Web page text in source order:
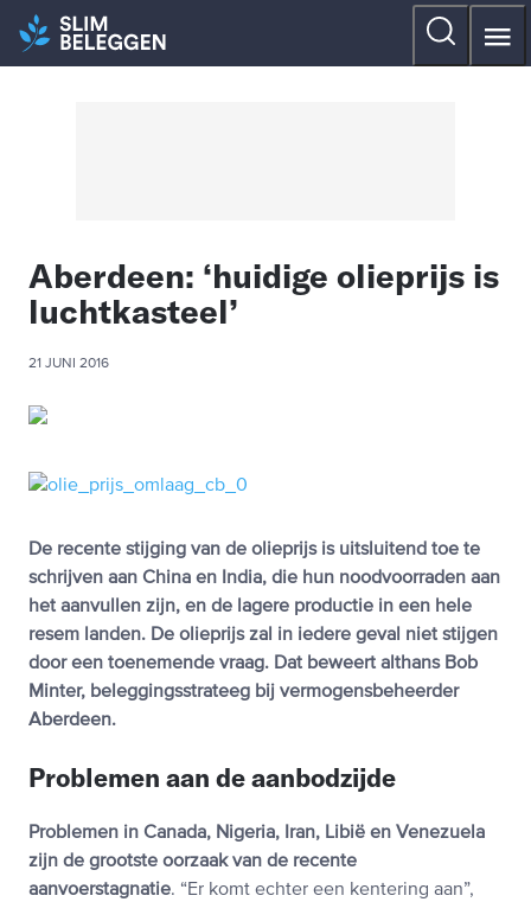
Aberdeen: ‘huidige olieprijs is
luchtkasteel’
21 JUNI 2016
De recente stijging van de olieprijs is uitsluitend toe te
schrijven aan China en India, die hun noodvoorraden aan
het aanvullen zijn, en de lagere productie in een hele
resem landen. De olieprijs zal in iedere geval niet stijgen
door een toenemende vraag. Dat beweert althans Bob
Minter, beleggingsstrateeg bij vermogensbeheerder
Aberdeen.
Problemen aan de aanbodzijde
Problemen in Canada, Nigeria, Iran, Libië en Venezuela
zijn de grootste oorzaak van de recente
aanvoerstagnatie. “Er komt echter een kentering aan”,